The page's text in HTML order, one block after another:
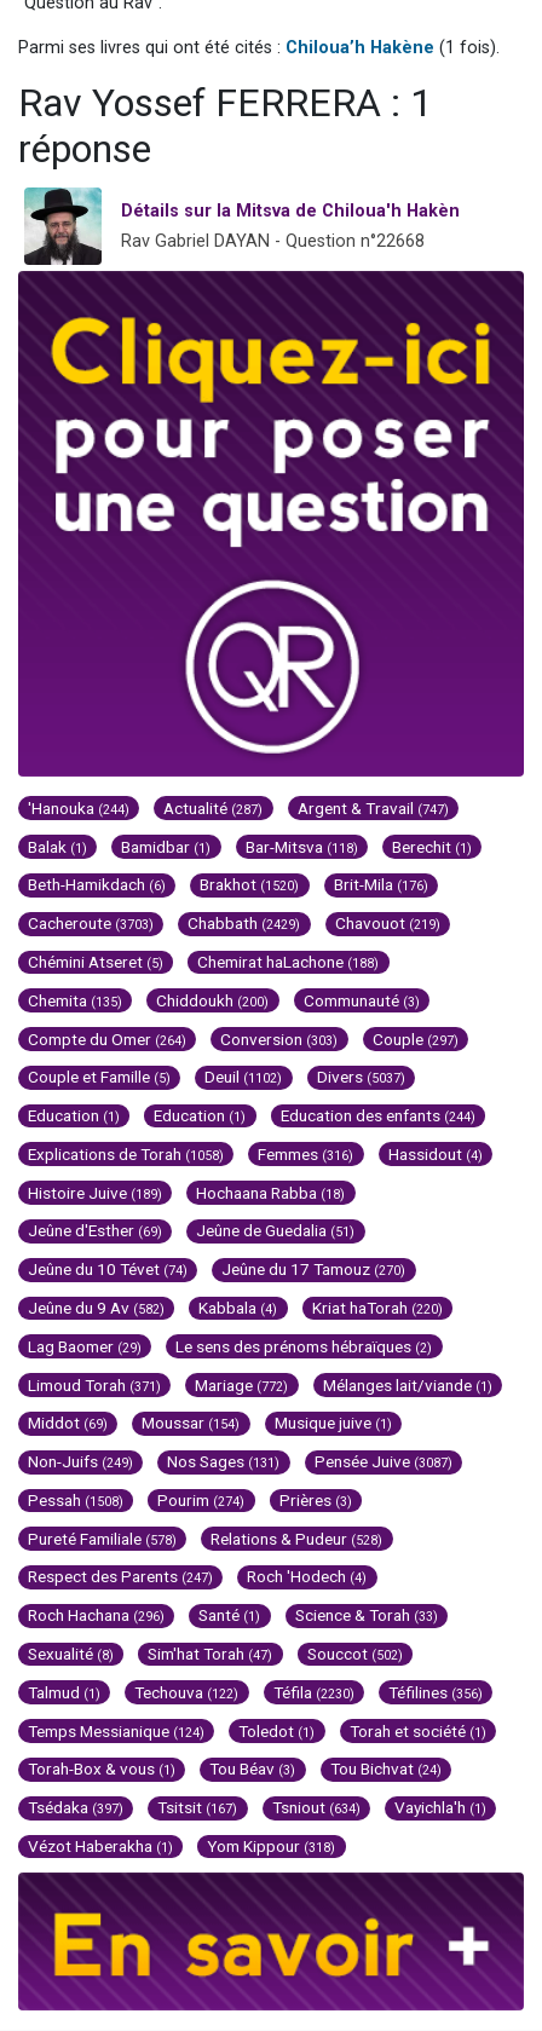
3 personnes viennent de nous rejoindre sur WhatsApp
3 personnes viennent de faire un don pour 5 jours de vacances aux Orphelins
Parmi ses livres qui ont été cités : Chiloua’h Hakène (1 fois).
Rav Yossef FERRERA : 1
réponse
Détails sur la Mitsva de Chiloua'h Hakèn
Rav Gabriel DAYAN - Question n°22668
'Hanouka (244) Actualité (287) Argent & Travail (747)
Balak (1) Bamidbar (1) Bar-Mitsva (118) Berechit (1)
Beth-Hamikdach (6) Brakhot (1520) Brit-Mila (176)
Cacheroute (3703) Chabbath (2429) Chavouot (219)
Chémini Atseret (5) Chemirat haLachone (188)
Chemita (135) Chiddoukh (200) Communauté (3)
Compte du Omer (264) Conversion (303) Couple (297)
Couple et Famille (5) Deuil (1102) Divers (5037)
Education (1) Education (1) Education des enfants (244)
Explications de Torah (1058) Femmes (316) Hassidout (4)
Histoire Juive (189) Hochaana Rabba (18)
Jeûne d'Esther (69) Jeûne de Guedalia (51)
Jeûne du 10 Tévet (74) Jeûne du 17 Tamouz (270)
Jeûne du 9 Av (582) Kabbala (4) Kriat haTorah (220)
Lag Baomer (29) Le sens des prénoms hébraïques (2)
Limoud Torah (371) Mariage (772) Mélanges lait/viande (1)
Middot (69) Moussar (154) Musique juive (1)
Non-Juifs (249) Nos Sages (131) Pensée Juive (3087)
Pessah (1508) Pourim (274) Prières (3)
Pureté Familiale (578) Relations & Pudeur (528)
Respect des Parents (247) Roch 'Hodech (4)
Roch Hachana (296) Santé (1) Science & Torah (33)
Sexualité (8) Sim'hat Torah (47) Souccot (502)
Talmud (1) Techouva (122) Téfila (2230) Téfilines (356)
Temps Messianique (124) Toledot (1) Torah et société (1)
Torah-Box & vous (1) Tou Béav (3) Tou Bichvat (24)
Tsédaka (397) Tsitsit (167) Tsniout (634) Vayichla'h (1)
Vézot Haberakha (1) Yom Kippour (318)